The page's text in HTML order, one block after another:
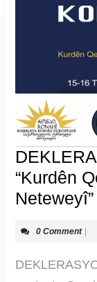
“Kurdên
Neteweyî”
0 Comment